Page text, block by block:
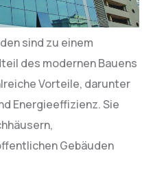
sind zu einem
des modernen Bauens
Vorteile, darunter
Energieeffizienz. Sie
Gebäuden